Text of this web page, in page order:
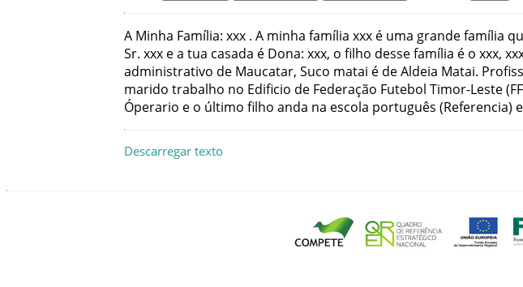
A Minha Família: xxx . A minha família xxx é uma grandefamília
Sr. xxx ea tua casada é Dona: xxx, o filho dessefamília é o xxx,
administrativo de Maucatar, Suco matai é deAldeia Matai.
marido trabalho no Edificio de Federação Futebol Timor-Leste(
Óperario e o último filho anda na escola português (Referencia)
Descarregar texto